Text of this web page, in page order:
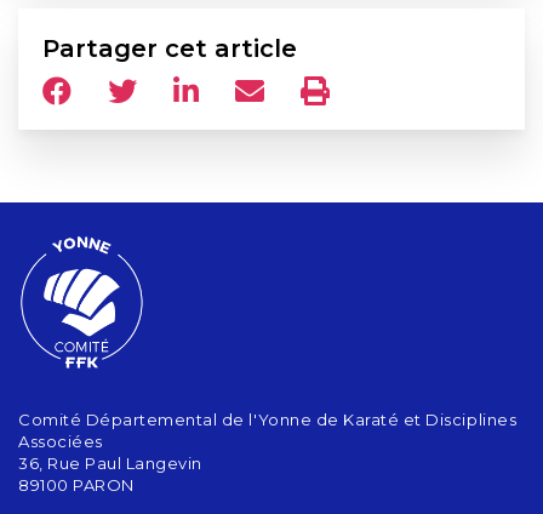
Partager cet article
Comité Départemental de l'Yonne de Karaté et Disciplines
Associées
36, Rue Paul Langevin
89100 PARON